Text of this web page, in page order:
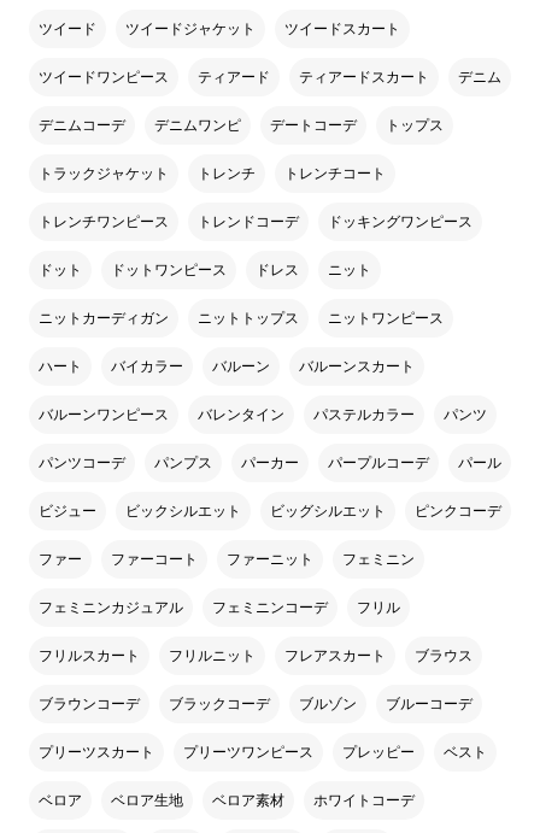
ツイード ツイードジャケット ツイードスカート
ツイードワンピース ティアード ティアードスカート デニム
デニムコーデ デニムワンピ デートコーデ トップス
トラックジャケット トレンチ トレンチコート
トレンチワンピース トレンドコーデ ドッキングワンピース
ドット ドットワンピース ドレス ニット
ニットカーディガン ニットトップス ニットワンピース
ハート バイカラー バルーン バルーンスカート
バルーンワンピース バレンタイン パステルカラー パンツ
パンツコーデ パンプス パーカー パープルコーデ パール
ビジュー ビックシルエット ビッグシルエット ピンクコーデ
ファー ファーコート ファーニット フェミニン
フェミニンカジュアル フェミニンコーデ フリル
フリルスカート フリルニット フレアスカート ブラウス
ブラウンコーデ ブラックコーデ ブルゾン ブルーコーデ
プリーツスカート プリーツワンピース プレッピー ベスト
ベロア ベロア生地 ベロア素材 ホワイトコーデ